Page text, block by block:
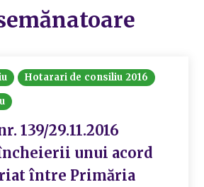
Hotarari de consiliu 2016
139/29.11.2016
unui acord
între Primăria